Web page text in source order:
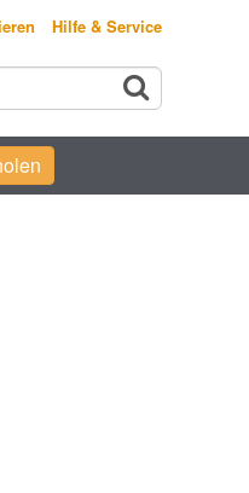
Hilfe & Service